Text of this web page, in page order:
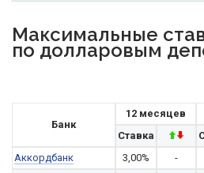
Максимальные
по долларовым
Банк
12 месяцев
Ставка
Аккордбанк
3,00% -